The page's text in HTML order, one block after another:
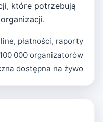
które potrzebują
płatności, raporty
000 organizatorów
dostępna na żywo